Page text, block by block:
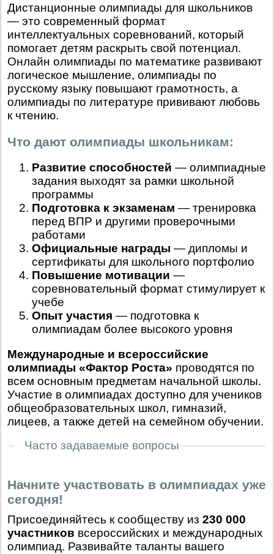
Дистанционные олимпиады для школьников
— это современный формат
интеллектуальных соревнований, который
помогает детям раскрыть свой потенциал.
Онлайн олимпиады по математике развивают
логическое мышление, олимпиады по
русскому языку повышают грамотность, а
олимпиады по литературе прививают любовь
к чтению.
Что дают олимпиады школьникам:
Развитие способностей — олимпиадные
задания выходят за рамки школьной
программы
Подготовка к экзаменам — тренировка
перед ВПР и другими проверочными
работами
Официальные награды — дипломы и
сертификаты для школьного портфолио
Повышение мотивации —
соревновательный формат стимулирует к
учебе
Опыт участия — подготовка к
олимпиадам более высокого уровня
Международные и всероссийские
олимпиады «Фактор Роста» проводятся по
всем основным предметам начальной школы.
Участие в олимпиадах доступно для учеников
общеобразовательных школ, гимназий,
лицеев, а также детей на семейном обучении.
Часто задаваемые вопросы
Начните участвовать в олимпиадах уже
сегодня!
Присоединяйтесь к сообществу из 230 000
участников всероссийских и международных
олимпиад. Развивайте таланты вашего